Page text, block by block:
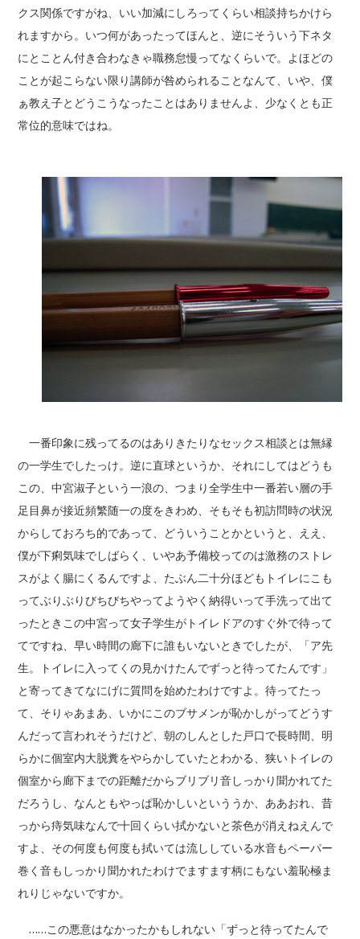
クス関係ですがね、いい加減にしろってくらい相談持ちかけら
れますから。いつ何があったってほんと、逆にそういう下ネタ
にとことん付き合わなきゃ職務怠慢ってなくらいで。よほどの
ことが起こらない限り講師が咎められることなんて、いや、僕
ぁ教え子とどうこうなったことはありませんよ、少なくとも正
常位的意味ではね。
一番印象に残ってるのはありきたりなセックス相談とは無縁
の一学生でしたっけ。逆に直球というか、それにしてはどうも
この、中宮淑子という一浪の、つまり全学生中一番若い層の手
足目鼻が接近頻繁随一の度をきわめ、そもそも初訪問時の状況
からしておろち的であって、どういうことかというと、ええ、
僕が下痢気味でしばらく、いやあ予備校ってのは激務のストレ
スがよく腸にくるんですよ、たぶん二十分ほどもトイレにこも
ってぶりぶりびちびちやってようやく納得いって手洗って出て
ったときこの中宮って女子学生がトイレドアのすぐ外で待って
てですね、早い時間の廊下に誰もいないときでしたが、「ア先
生。トイレに入ってくの見かけたんでずっと待ってたんです」
と寄ってきてなにげに質問を始めたわけですよ。待ってたっ
て、そりゃあまあ、いかにこのブサメンが恥かしがってどうす
んだって言われそうだけど、朝のしんとした戸口で長時間、明
らかに個室内大脱糞をやらかしていたとわかる、狭いトイレの
個室から廊下までの距離だからブリブリ音しっかり聞かれてた
だろうし、なんともやっぱ恥かしいといううか、ああおれ、昔
っから痔気味なんで十回くらい拭かないと茶色が消えねえんで
すよ、その何度も何度も拭いては流ししている水音もペーパー
巻く音もしっかり聞かれたわけでますます柄にもない羞恥極ま
れりじゃないですか。
……この悪意はなかったかもしれない「ずっと待ってたんで